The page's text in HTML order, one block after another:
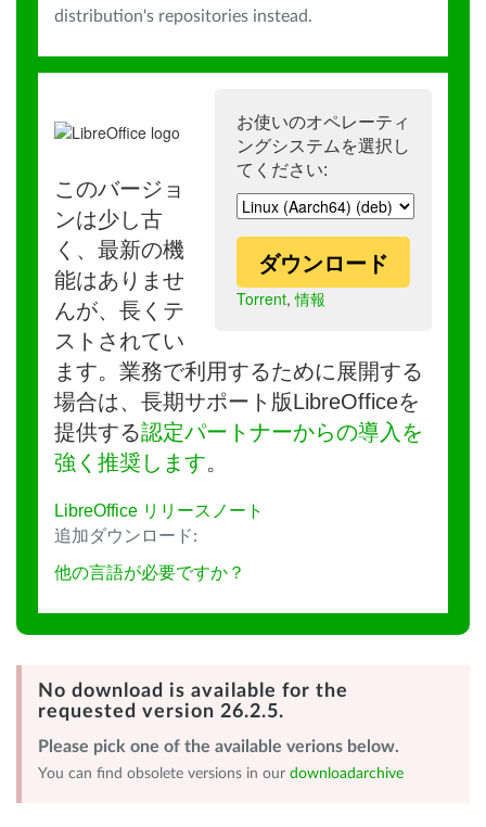
distribution's repositories instead.
お使いのオペレーティ
ングシステムを選択し
てください:
ダウンロード
Torrent,情報
このバージョ
ンは少し古
く、最新の機
能はありませ
んが、長くテ
ストされてい
ます。業務で利用するために展開する
場合は、長期サポート版LibreOfficeを
提供する認定パートナーからの導入を
強く推奨します。
LibreOffice リリースノート
追加ダウンロード:
他の言語が必要ですか？
No download is available for the
requested version 26.2.5.
Please pick one of the available verions below.
You can find obsolete versions in our downloadarchive